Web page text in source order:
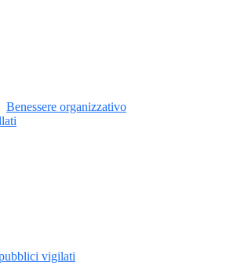
Benessere organizzativo
vigilati